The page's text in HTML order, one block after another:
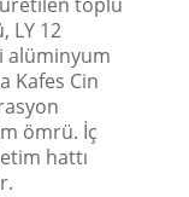
LY 12
alüminyum
Kafes Cin
ömrü. İç
hattı